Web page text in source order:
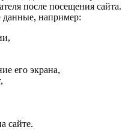
после посещения сайта.
данные, например:
его экрана,
сайте.